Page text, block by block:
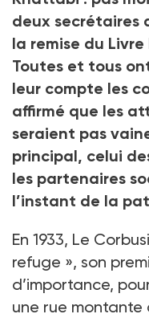
deux secrétaires
la remise du
Toutes et tous
leur compte les
affirmé que les
seraient pas
principal, celui
les partenaires
l’instant de la
En 1933, Le
refuge », son
d’importance,
une rue montante